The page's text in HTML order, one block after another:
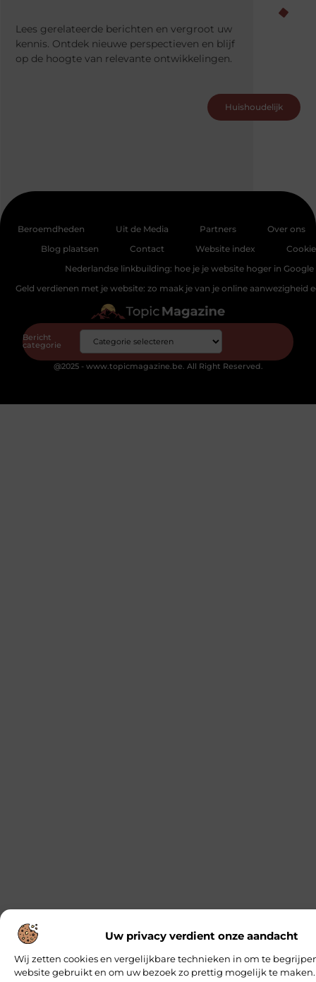
Uw privacy verdient onze aandacht
Wij zetten cookies en vergelijkbare technieken in om te
website gebruikt en om uw bezoek zo prettig mogelijk te
Lees gerelateerde berichten en vergroot uw
kennis. Ontdek nieuwe perspectieven en blijf
op de hoogte van relevante ontwikkelingen.
Huishoudelijk
Beroemdheden Uit de Media Partners
Over ons
Blog plaatsen
Contact Website index
Nederlandse linkbuilding: hoe je je website hoger in
Geld verdienen met je website: zo maak je van je online aanwezigheid
Bericht
categorie
@2025 - www.topicmagazine.be. All Right Reserved.